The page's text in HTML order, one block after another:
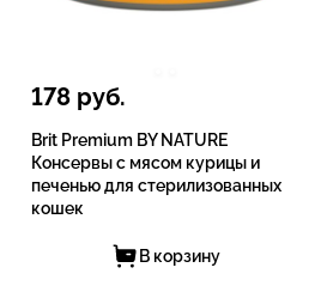
178 руб.
Brit Premium BY NATURE
Консервы с мясом курицы и
печенью для стерилизованных
кошек
В корзину